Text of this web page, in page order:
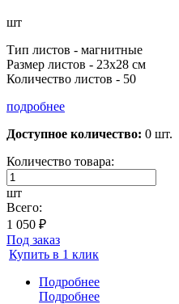
шт
Тип листов - магнитные
Размер листов - 23х28 см
Количество листов - 50
подробнее
Доступное количество: 0 шт.
Количество товара:
шт
Всего:
1 050 ₽
Под заказ
Купить в 1 клик
Подробнее
Подробнее